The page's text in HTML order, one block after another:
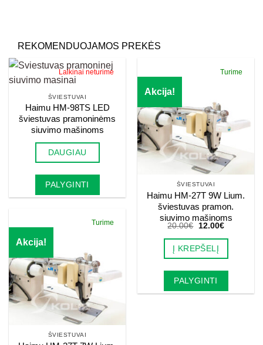
REKOMENDUOJAMOS PREKĖS
Laikinai neturime
ŠVIESTUVAI
Haimu HM-98TS LED
šviestuvas pramoninėms
siuvimo mašinoms
DAUGIAU
PALYGINTI
Akcija!
Turime
ŠVIESTUVAI
Haimu HM-27T 9W Lium.
šviestuvas pramon.
siuvimo mašinoms
20.00€
Original
was:
20.00€.
12.00€Current
is:
Į KREPŠELĮ
PALYGINTI
Akcija!
Turime
ŠVIESTUVAI